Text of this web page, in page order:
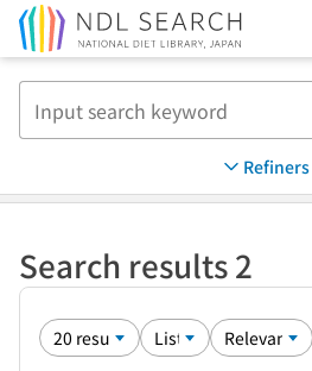
Refiners
Search results 2